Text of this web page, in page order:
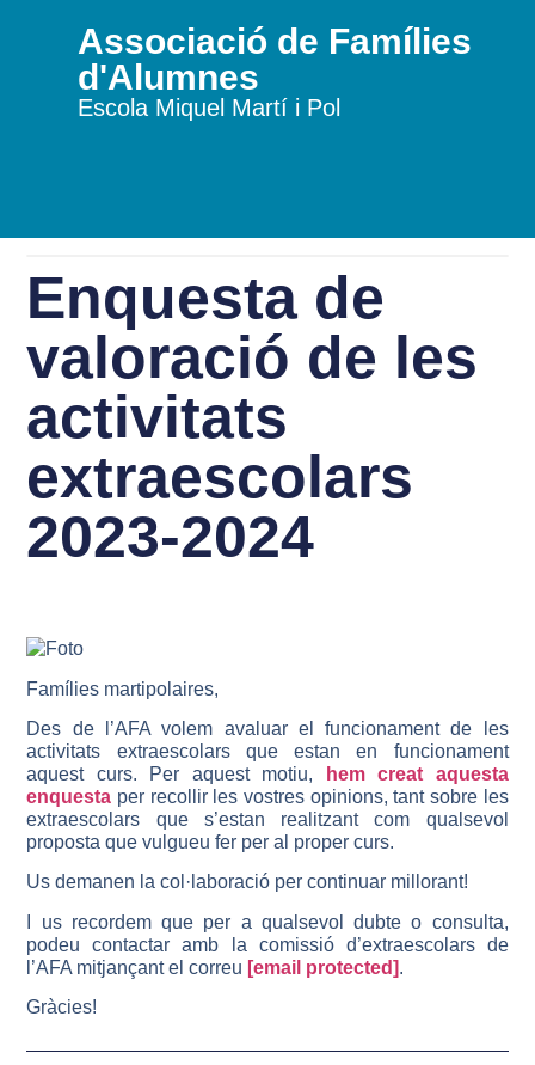
Associació de Famílies
d'Alumnes
Escola Miquel Martí i Pol
Enquesta de
valoració de les
activitats
extraescolars
2023-2024
Famílies martipolaires,
Des de l’AFA volem avaluar el funcionament de les
activitats extraescolars que estan en funcionament
aquest curs. Per aquest motiu,
hem creat aquesta
enquesta per recollir les vostres opinions, tant sobre les
extraescolars que s’estan realitzant com qualsevol
proposta que vulgueu fer per al proper curs.
Us demanen la col·laboració per continuar millorant!
I us recordem que per a qualsevol dubte o consulta,
podeu contactar amb la comissió d’extraescolars de
l’AFA mitjançant el correu [email protected].
Gràcies!